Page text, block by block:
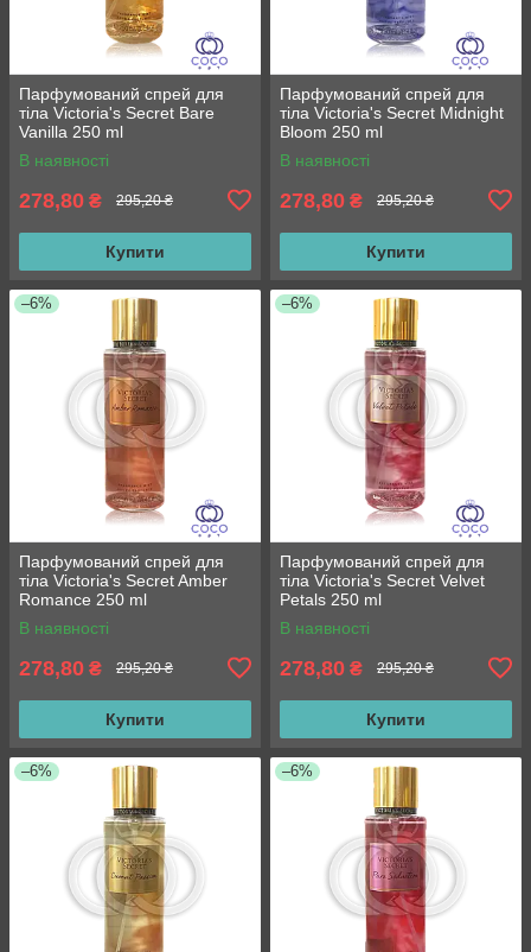
Парфумований спрей для
тіла Victoria's Secret Bare
Vanilla 250 ml
В наявності
278,80 ₴ 295,20 ₴
Купити
Парфумований спрей для
тіла Victoria's Secret Midnight
Bloom 250 ml
В наявності
278,80 ₴ 295,20 ₴
Купити
–6%
Парфумований спрей для
тіла Victoria's Secret Amber
Romance 250 ml
В наявності
278,80 ₴ 295,20 ₴
Купити
–6%
Парфумований спрей для
тіла Victoria's Secret Velvet
Petals 250 ml
В наявності
278,80 ₴ 295,20 ₴
Купити
–6% –6%